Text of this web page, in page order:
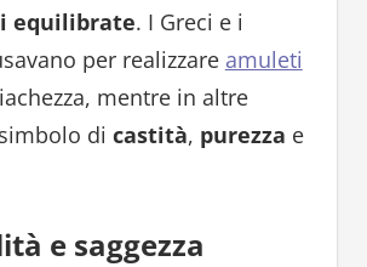
equilibrate. I Greci e i
per realizzare amuleti
mentre in altre
di castità, purezza e
e saggezza